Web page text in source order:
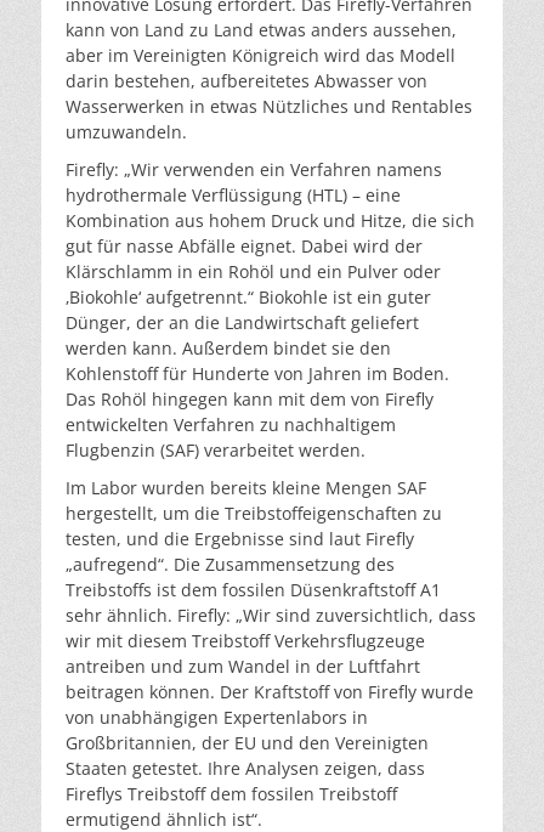
kann von Land zu Land etwas anders aussehen,
aber im Vereinigten Königreich wird das Modell
darin bestehen, aufbereitetes Abwasser von
Wasserwerken in etwas Nützliches und Rentables
umzuwandeln.
Firefly: „Wir verwenden ein Verfahren namens
hydrothermale Verflüssigung (HTL) – eine
Kombination aus hohem Druck und Hitze, die sich
gut für nasse Abfälle eignet. Dabei wird der
Klärschlamm in ein Rohöl und ein Pulver oder
‚Biokohle‘ aufgetrennt.“ Biokohle ist ein guter
Dünger, der an die Landwirtschaft geliefert
werden kann. Außerdem bindet sie den
Kohlenstoff für Hunderte von Jahren im Boden.
Das Rohöl hingegen kann mit dem von Firefly
entwickelten Verfahren zu nachhaltigem
Flugbenzin (SAF) verarbeitet werden.
Im Labor wurden bereits kleine Mengen SAF
hergestellt, um die Treibstoffeigenschaften zu
testen, und die Ergebnisse sind laut Firefly
„aufregend“. Die Zusammensetzung des
Treibstoffs ist dem fossilen Düsenkraftstoff A1
sehr ähnlich. Firefly: „Wir sind zuversichtlich, dass
wir mit diesem Treibstoff Verkehrsflugzeuge
antreiben und zum Wandel in der Luftfahrt
beitragen können. Der Kraftstoff von Firefly wurde
von unabhängigen Expertenlabors in
Großbritannien, der EU und den Vereinigten
Staaten getestet. Ihre Analysen zeigen, dass
Fireflys Treibstoff dem fossilen Treibstoff
ermutigend ähnlich ist“.